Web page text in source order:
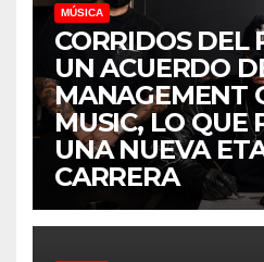
MÚSICA
CORRIDOS DEL
UN ACUERDO
MANAGEMENT
MUSIC, LO QUE
UNA NUEVA
CARRERA